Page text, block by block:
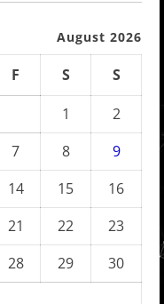
August 2026
F S
S
1
2
7 8
9
14 15
16
21 22
23
28 29
30